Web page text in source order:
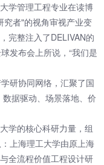
学管理工程专业在读博
究者"的视角审视产业变
完整注入了DELIVAN的
发布会上所说，“我们是
研协同网络，汇聚了国
据驱动、场景落地、价
学的核心科研力量，组
上海理工大学由原上海
全流程价值工程设计研